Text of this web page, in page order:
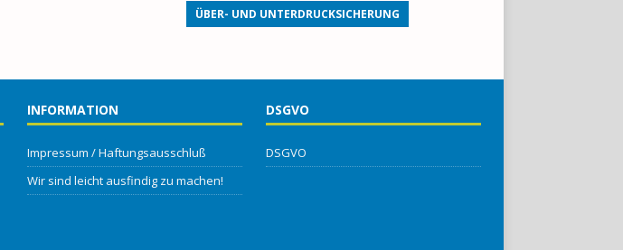
ÜBER- UND UNTERDRUCKSICHERUNG
INFORMATION
Impressum / Haftungsausschluß
Wir sind leicht ausfindig zu machen!
DSGVO
DSGVO